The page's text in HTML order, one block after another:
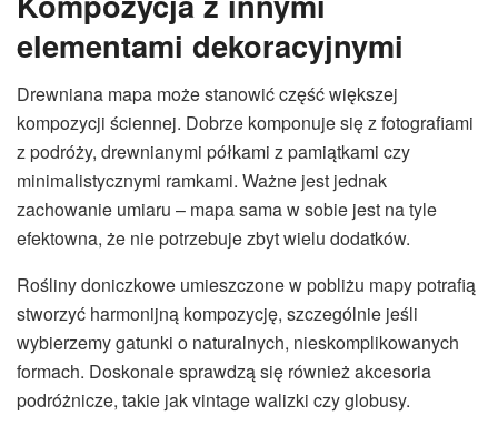
elementami dekoracyjnymi
Drewniana mapa może stanowić część większej
kompozycji ściennej. Dobrze komponuje się z fotografiami
z podróży, drewnianymi półkami z pamiątkami czy
minimalistycznymi ramkami. Ważne jest jednak
zachowanie umiaru – mapa sama w sobie jest na tyle
efektowna, że nie potrzebuje zbyt wielu dodatków.
Rośliny doniczkowe umieszczone w pobliżu mapy potrafią
stworzyć harmonijną kompozycję, szczególnie jeśli
wybierzemy gatunki o naturalnych, nieskomplikowanych
formach. Doskonale sprawdzą się również akcesoria
podróżnicze, takie jak vintage walizki czy globusy.